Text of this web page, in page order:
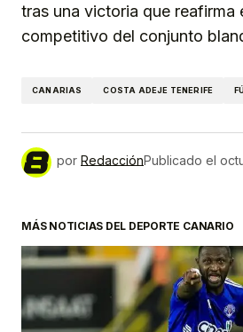
tras una victoria que reafirma
competitivo del conjunto
CANARIAS COSTA ADEJE TENERIFE
por RedacciónPublicado el
MÁS NOTICIAS DEL DEPORTE CANARIO